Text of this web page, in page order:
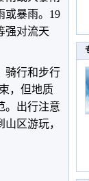
或暴雨。19
强对流天
骑行和步行
，但地质
。出行注意
区游玩，